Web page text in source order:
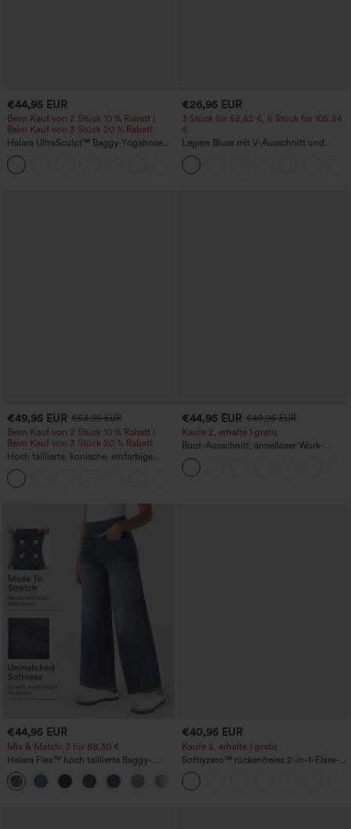
€44,95 EUR
Beim Kauf von 2 Stück 10 % Rabatt |
Beim Kauf von 3 Stück 20 % Rabatt
Halara UltraSculpt™ Baggy-Yogahose
mit hohem Bund, Bauchkontrolle,
Color-Block-Streifen und Taschen
€26,95 EUR
3 Stück für 52,62 €, 6 Stück für 105,24
€
Legere Bluse mit V-Ausschnitt und
kurzen Puffärmeln
€49,95 EUR €53,95 EUR
Beim Kauf von 2 Stück 10 % Rabatt |
Beim Kauf von 3 Stück 20 % Rabatt
Hoch taillierte, konische, einfarbige
Anzughose mit Seitentaschen
€44,95 EUR €49,95 EUR
Kaufe 2, erhalte 1 gratis
Boot-Ausschnitt, ärmelloser Work-
Jumpsuit mit seitlicher Bindung,
kühlender Cool-Touch-Effekt, gestreift
und mit Taschen – Easy Peezy Edition
€44,95 EUR
Mix & Match: 3 für 88,30 €
Halara Flex™ hoch taillierte Baggy-
Jeans mit Taschen, weitem Bein,
stonewashed, lässig
€40,95 EUR
Kaufe 2, erhalte 1 gratis
Softlyzero™ rückenfreies 2-in-1-Flare-
Trainingskleid – Wannabe – Easy Peezy